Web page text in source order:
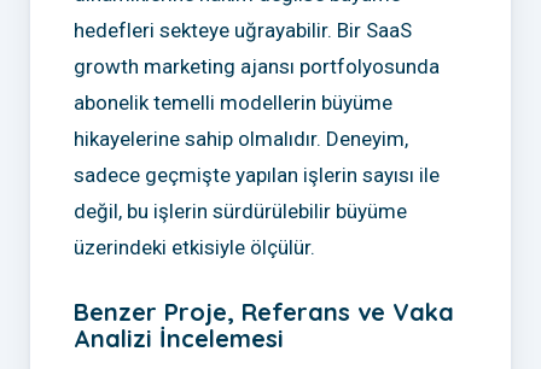
hedefleri sekteye uğrayabilir. Bir SaaS
growth marketing ajansı portfolyosunda
abonelik temelli modellerin büyüme
hikayelerine sahip olmalıdır. Deneyim,
sadece geçmişte yapılan işlerin sayısı ile
değil, bu işlerin sürdürülebilir büyüme
üzerindeki etkisiyle ölçülür.
Benzer Proje, Referans ve Vaka
Analizi İncelemesi